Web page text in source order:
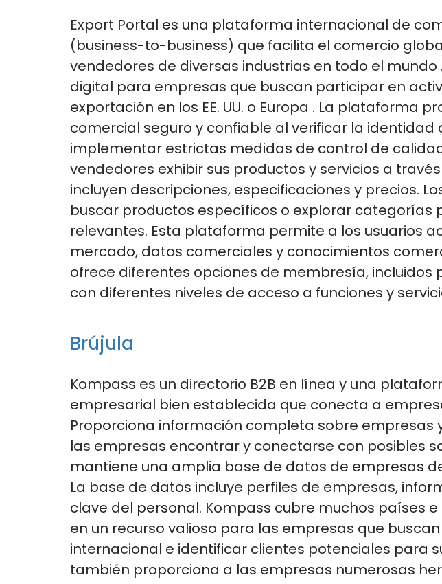
Export Portal es una plataforma internacional de
(business-to-business) que facilita el comercio
vendedores de diversas industrias en todo el mundo
digital para empresas que buscan participar en
exportación en los EE. UU. o Europa . La plataforma
comercial seguro y confiable al verificar la identidad
implementar estrictas medidas de control de
vendedores exhibir sus productos y servicios a
incluyen descripciones, especificaciones y precios.
buscar productos específicos o explorar categorías
relevantes. Esta plataforma permite a los usuarios
mercado, datos comerciales y conocimientos
ofrece diferentes opciones de membresía, incluidos
con diferentes niveles de acceso a funciones y
Brújula
Kompass es un directorio B2B en línea y una
empresarial bien establecida que conecta a
Proporciona información completa sobre empresas
las empresas encontrar y conectarse con posibles
mantiene una amplia base de datos de empresas
La base de datos incluye perfiles de empresas,
clave del personal. Kompass cubre muchos países
en un recurso valioso para las empresas que
internacional e identificar clientes potenciales para
también proporciona a las empresas numerosas